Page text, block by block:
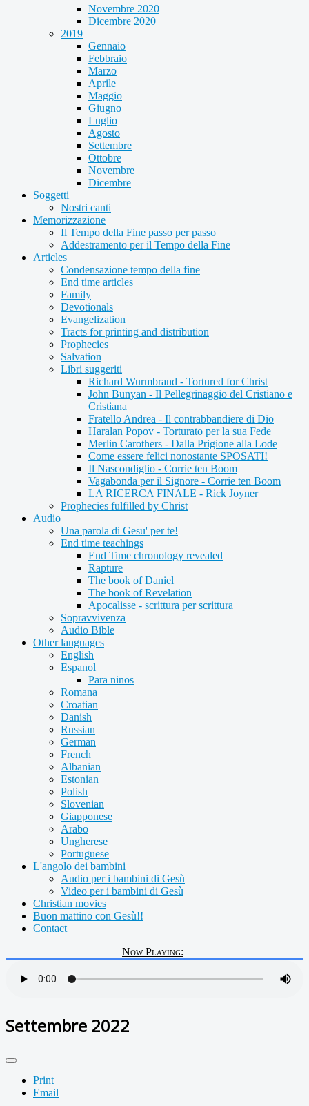
Novembre 2020
Dicembre 2020
2019
Gennaio
Febbraio
Marzo
Aprile
Maggio
Giugno
Luglio
Agosto
Settembre
Ottobre
Novembre
Dicembre
Soggetti
Nostri canti
Memorizzazione
Il Tempo della Fine passo per passo
Addestramento per il Tempo della Fine
Articles
Condensazione tempo della fine
End time articles
Family
Devotionals
Evangelization
Tracts for printing and distribution
Prophecies
Salvation
Libri suggeriti
Richard Wurmbrand - Tortured for Christ
John Bunyan - Il Pellegrinaggio del Cristiano e
Cristiana
Fratello Andrea - Il contrabbandiere di Dio
Haralan Popov - Torturato per la sua Fede
Merlin Carothers - Dalla Prigione alla Lode
Come essere felici nonostante SPOSATI!
Il Nascondiglio - Corrie ten Boom
Vagabonda per il Signore - Corrie ten Boom
LA RICERCA FINALE - Rick Joyner
Prophecies fulfilled by Christ
Audio
Una parola di Gesu' per te!
End time teachings
End Time chronology revealed
Rapture
The book of Daniel
The book of Revelation
Apocalisse - scrittura per scrittura
Sopravvivenza
Audio Bible
Other languages
English
Espanol
Para ninos
Romana
Croatian
Danish
Russian
German
French
Albanian
Estonian
Polish
Slovenian
Giapponese
Arabo
Ungherese
Portuguese
L'angolo dei bambini
Audio per i bambini di Gesù
Video per i bambini di Gesù
Christian movies
Buon mattino con Gesù!!
Contact
Now Playing:
Settembre 2022
Print
Email